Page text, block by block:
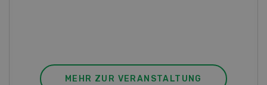
MEHR ZUR VERANSTALTUNG